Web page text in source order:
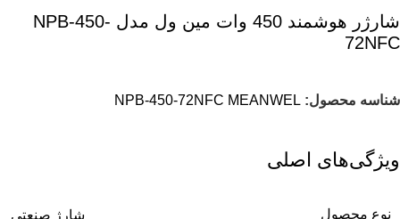
شارژر هوشمند 450 وات مین ول مدل NPB-450-
72NFC
شناسه محصول: NPB-450-72NFC MEANWEL
ویژگی‌های اصلی
نوع محصول شارژ صنعتی